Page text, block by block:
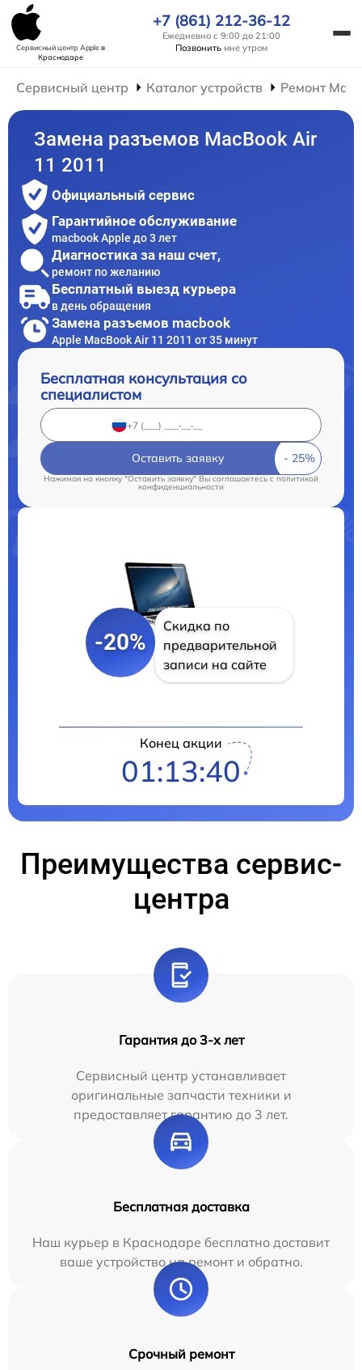
Сервисный центр Appleв
Краснодаре
+7 (861) 212-36-12
Ежедневно с 9:00 до 21:00
Позвонить мне утром
Сервисный центр Каталог устройств Ремонт
Замена разъемов MacBook Air
11 2011
Официальный сервис
Гарантийное обслуживание
macbook Apple до 3 лет
Диагностика за наш счет,
ремонт по желанию
Бесплатный выезд курьера
в день обращения
Замена разъемов macbook
Apple MacBook Air 11 2011 от 35 минут
Бесплатная консультация со
специалистом
Оставить заявку
Нажимая на кнопку "Оставить заявку" Вы соглашаетесь cполитикой
конфиденциальности
-20%
Скидка по
предварительной
записи на сайте
Конец акции
01:13:39
Преимущества сервис-
центра
Гарантия до 3-х лет
Сервисный центр устанавливает
оригинальные запчасти техники и
предоставляет гарантию до 3 лет.
Бесплатная доставка
Наш курьер в Краснодаре бесплатно доставит
ваше устройство на ремонт и обратно.
Срочный ремонт